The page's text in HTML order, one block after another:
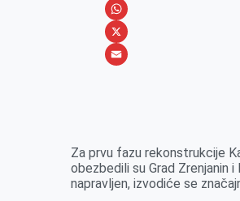
e
b
o
s
s
e
i
n
k
V
i
b
W
h
p
p
X
l
Za prvu fazu rekonstrukcije
obezbedili su Grad Zrenjanin
napravljen, izvodiće se